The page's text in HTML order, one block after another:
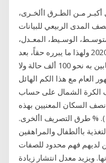
مـن الطـرق األخـرى،
المدى الربيعي للبيانات
المتوسـط، الوسـيط، المعـدل،
االنحـراف المعيـاري، الـخ. مـ 11 آذار (مارس) 2020 ولهذا ما يبرره حقاً، بعد
أن تفشى الوباء عالمياً ليبلغ عدد المصابين به نحو 100 ألف حالة ولا
العام مع هذا الكم الهائل
الكرة الشمال على حساب
28.0 أن أكثر من نصف السكان المعنيين بهذه
). % طرق التصريف األخرى.
باألطفال والمراهقين
لديهم فهم محدود للصفات
ويزيد معدل انتشار زيادة